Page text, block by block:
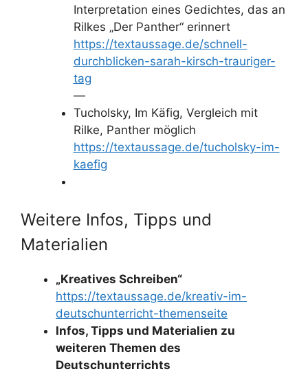
Interpretation eines Gedichtes, das an
Rilkes „Der Panther“ erinnert
https://textaussage.de/schnell-
durchblicken-sarah-kirsch-trauriger-
tag
—
Tucholsky, Im Käfig, Vergleich mit
Rilke, Panther möglich
https://textaussage.de/tucholsky-im-
kaefig
Weitere Infos, Tipps und
Materialien
„Kreatives Schreiben“
https://textaussage.de/kreativ-im-
deutschunterricht-themenseite
Infos, Tipps und Materialien zu
weiteren Themen des
Deutschunterrichts